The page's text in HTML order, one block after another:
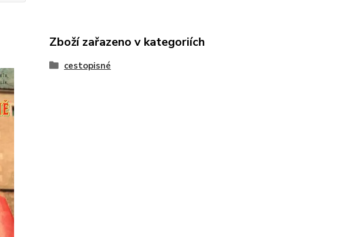
Zboží zařazeno v kategoriích
cestopisné